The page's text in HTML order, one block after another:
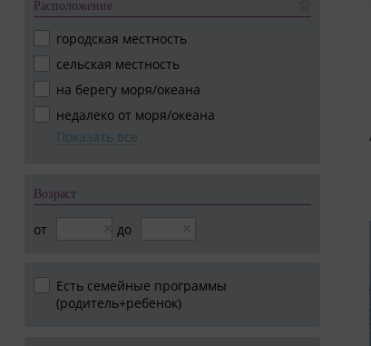
Расположение
городская местность
сельская местность
на берегу моря/океана
недалеко от моря/океана
Показать все
Возраст
от × до ×
Есть семейные программы
(родитель+ребенок)